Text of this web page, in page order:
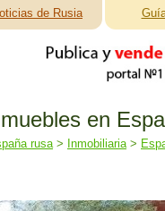
de Rusia
en
rusa> Inmobiliaria>